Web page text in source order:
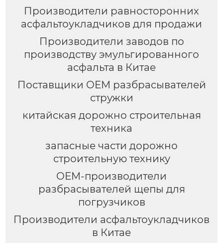
Производители равносторонних
асфальтоукладчиков для продажи
Производители заводов по
производству эмульгированного
асфальта в Китае
Поставщики OEM разбрасывателей
стружки
китайская дорожно строительная
техника
запасные части дорожно
строительную технику
OEM-производители
разбрасывателей щепы для
погрузчиков
Производители асфальтоукладчиков
в Китае